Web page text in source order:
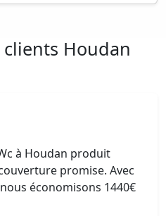
Houdan
à Houdan produit
promise. Avec
économisons 1440€